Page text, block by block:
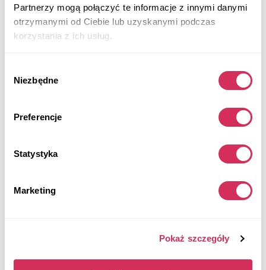
Partnerzy mogą połączyć te informacje z innymi danymi
otrzymanymi od Ciebie lub uzyskanymi podczas
korzystania z ich usług.
zgody
Niezbędne
Preferencje
Statystyka
Marketing
Pokaż szczegóły
Aukcja za4 dni
Aktualna stawka: